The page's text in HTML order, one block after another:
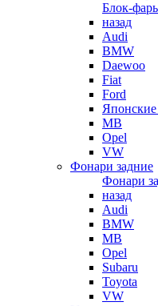
Блок-
назад
Audi
BMW
Daewoo
Fiat
Ford
MB
Opel
VW
Фонари задние
Фонари
назад
Audi
BMW
MB
Opel
Subaru
Toyota
VW